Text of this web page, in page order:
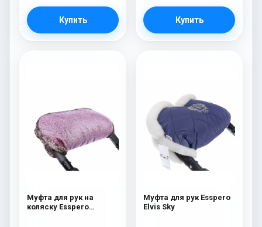
Купить Купить
Муфта для рук на
коляску Esspero
Муфта для рук Esspero
Elvis Sky